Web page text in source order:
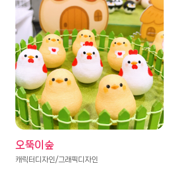
오뚝이숲
캐릭터디자인/그래픽디자인